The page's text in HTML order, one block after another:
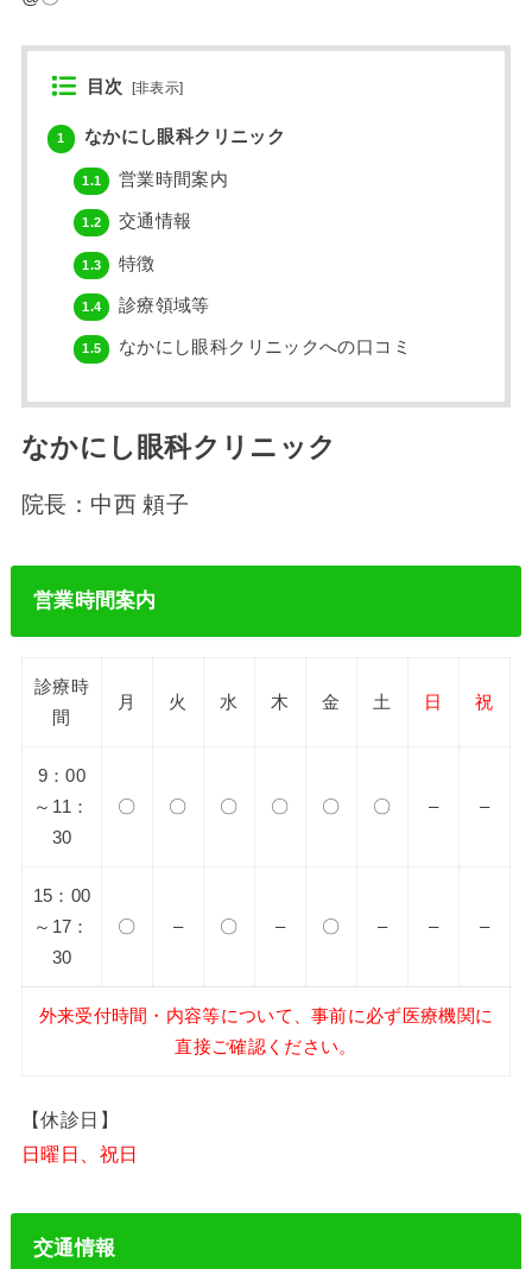
目次 [非表示]
1 なかにし眼科クリニック
1.1 営業時間案内
1.2 交通情報
1.3 特徴
1.4 診療領域等
1.5 なかにし眼科クリニックへの口コミ
なかにし眼科クリニック
院長：中西 頼子
営業時間案内
診療時
間
月 火 水 木 金 土 日 祝
9：00
～11：
30
〇 〇 〇 〇 〇 〇 – –
15：00
～17：
30
〇 – 〇 – 〇 – – –
外来受付時間・内容等について、事前に必ず医療機関に
直接ご確認ください。
【休診日】
日曜日、祝日
交通情報